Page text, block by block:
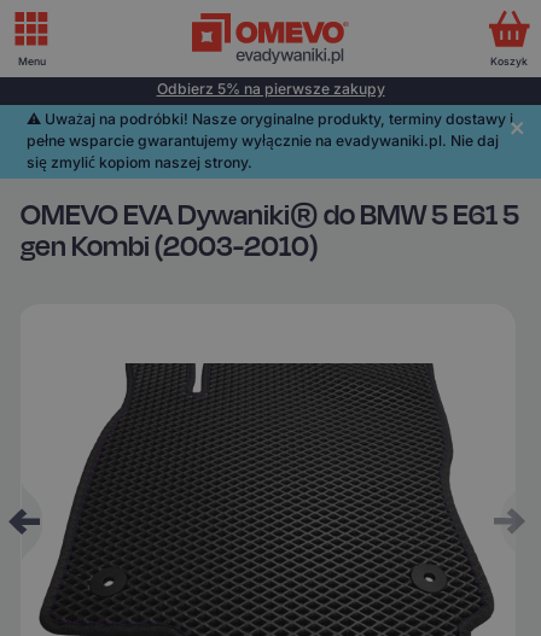
Odbierz 5% na pierwsze zakupy
⚠️️ Uważaj na podróbki! Nasze oryginalne produkty, terminy dostawy i
pełne wsparcie gwarantujemy wyłącznie na evadywaniki.pl. Nie daj
się zmylić kopiom naszej strony.
OMEVO EVA Dywaniki® do BMW 5 E61 5
gen Kombi (2003-2010)
Menu Koszyk